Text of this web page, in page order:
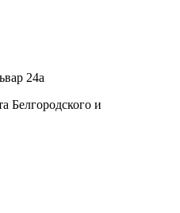
24а
Белгородского и